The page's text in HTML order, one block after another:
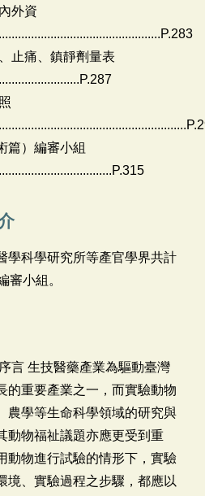
外資
止痛、鎮靜劑量表
篇）編審小組
學科學研究所等產官學界共計
審小組。
言 生技醫藥產業為驅動臺灣
的重要產業之一，而實驗動物
農學等生命科學領域的研究與
動物福祉議題亦應更受到重
動物進行試驗的情形下，實驗
境、實驗過程之步驟，都應以